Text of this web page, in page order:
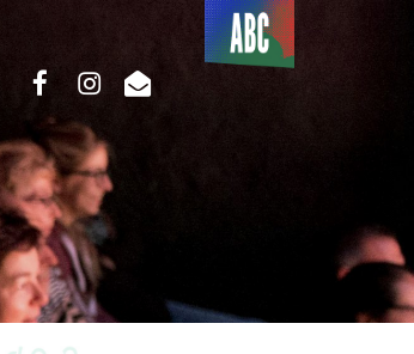
Du côté
de l’ABC
facebookinstagram
email